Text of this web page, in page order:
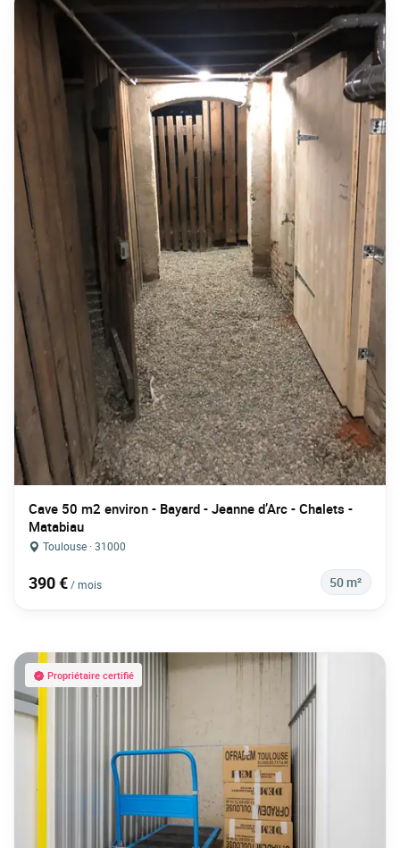
Cave 50 m2 environ - Bayard - Jeanne d’Arc - Chalets -
Matabiau
Toulouse · 31000
390 €/ mois 50 m²
Propriétaire certifié